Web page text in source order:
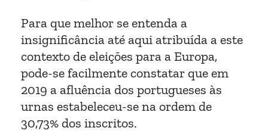
Para que melhor se entenda a
insignificância até aqui atribuída a este
contexto de eleições para a Europa,
pode-se facilmente constatar que em
2019 a afluência dos portugueses às
urnas estabeleceu-se na ordem de
30,73% dos inscritos.